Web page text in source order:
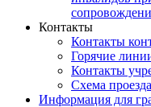
Контакты
Контакты
Горячие
Контакты
Схема проезда
Информация для